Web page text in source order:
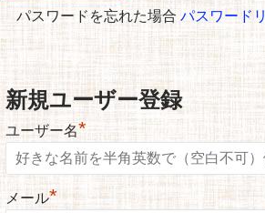
パスワードを忘れた場合パスワード
新規ユーザー登録
ユーザー名*
メール*